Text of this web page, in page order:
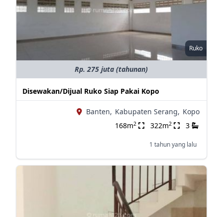
Ruko
Rp. 275 juta (tahunan)
Disewakan/Dijual Ruko Siap Pakai Kopo
Banten, Kabupaten Serang, Kopo
168m2 322m2 3
1 tahun yang lalu